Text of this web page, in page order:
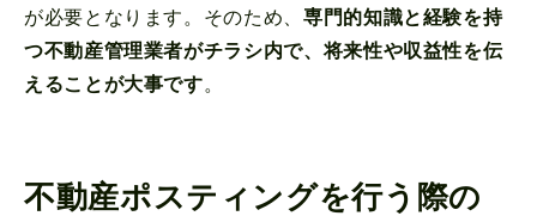
が必要となります。そのため、 専門的知識と経験を持
つ不動産管理業者がチラシ内で、将来性や収益性を伝
えることが大事です。
不動産ポスティングを行う際の